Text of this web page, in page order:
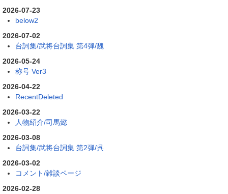
2026-07-23
below2
2026-07-02
台詞集/武将台詞集 第4弾/魏
2026-05-24
称号 Ver3
2026-04-22
RecentDeleted
2026-03-22
人物紹介/司馬懿
2026-03-08
台詞集/武将台詞集 第2弾/呉
2026-03-02
コメント/雑談ページ
2026-02-28